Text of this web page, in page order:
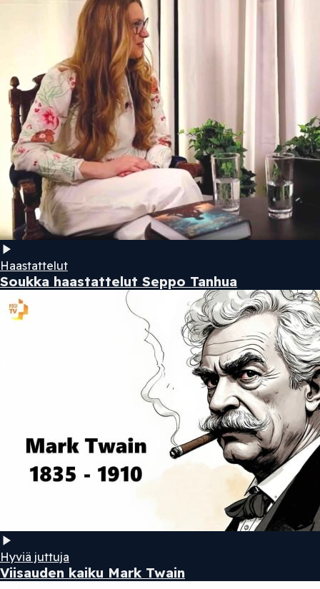
Haastattelut
Soukka haastattelut Seppo Tanhua
Hyviä juttuja
Viisauden kaiku Mark Twain